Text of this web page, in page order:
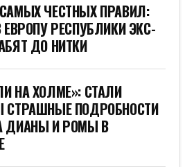
ЧЕСТНЫХ ПРАВИЛ:
ЕВРОПУ РЕСПУБЛИКИ ЭКС-
ДО НИТКИ
НА ХОЛМЕ»: СТАЛИ
СТРАШНЫЕ ПОДРОБНОСТИ
ДИАНЫ И РОМЫ В